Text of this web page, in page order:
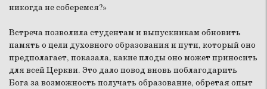
никогда не соберемся?»
Встреча позволила студентам и выпускникам обновить
память о цели духовного образования и пути, который оно
предполагает, показала, какие плоды оно может приносить
для всей Церкви. Это дало повод вновь поблагодарить
Бога за возможность получать образование, обретая опыт